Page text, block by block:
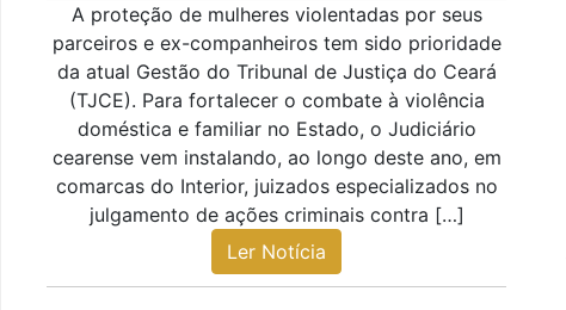
A proteção de mulheres violentadas por seus
parceiros e ex-companheiros tem sido prioridade
da atual Gestão do Tribunal de Justiça do Ceará
(TJCE). Para fortalecer o combate à violência
doméstica e familiar no Estado, o Judiciário
cearense vem instalando, ao longo deste ano, em
comarcas do Interior, juizados especializados no
julgamento de ações criminais contra […]
Ler Notícia